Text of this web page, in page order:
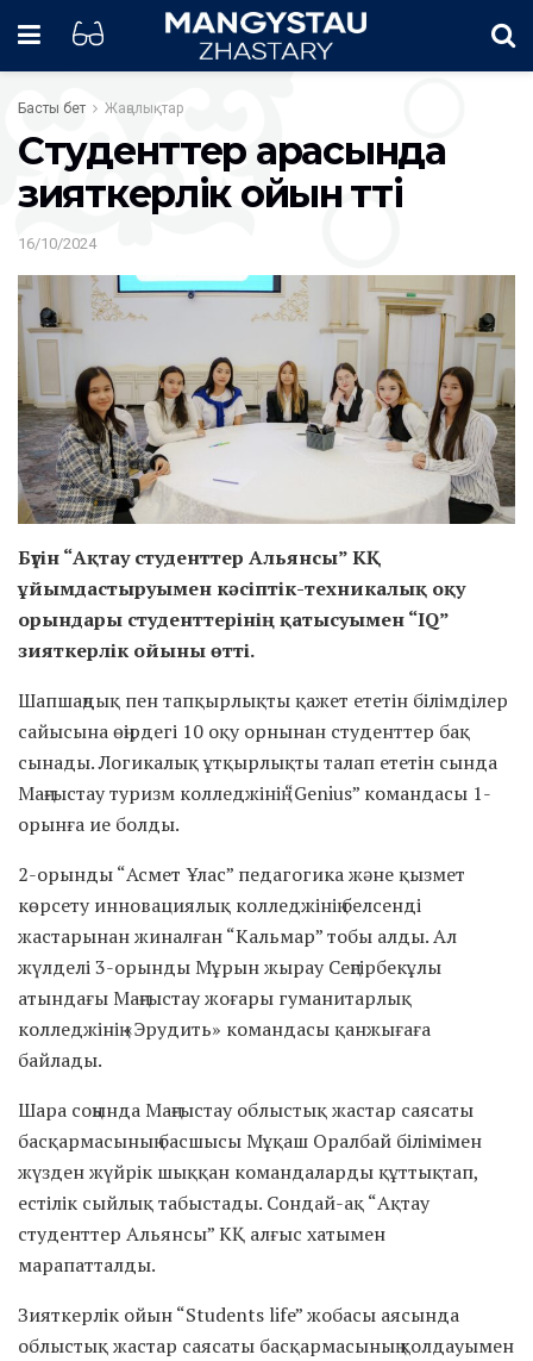
Басты бет Жаңалықтар
Студенттер арасында
зияткерлік ойын өтті
16/10/2024
Бүгін “Ақтау студенттер Альянсы” КҚ
ұйымдастыруымен кәсіптік-техникалық оқу
орындары студенттерінің қатысуымен “IQ”
зияткерлік ойыны өтті.
Шапшаңдық пен тапқырлықты қажет ететін білімділер
сайысына өңірдегі 10 оқу орнынан студенттер бақ
сынады. Логикалық ұтқырлықты талап ететін сында
Маңғыстау туризм колледжінің “Genius” командасы 1-
орынға ие болды.
2-орынды “Асмет Ұлас” педагогика және қызмет
көрсету инновациялық колледжінің белсенді
жастарынан жиналған “Кальмар” тобы алды. Ал
жүлделі 3-орынды Мұрын жырау Сеңгірбекұлы
атындағы Маңғыстау жоғары гуманитарлық
колледжінің «Эрудить» командасы қанжығаға
байлады.
Шара соңында Маңғыстау облыстық жастар саясаты
басқармасының басшысы Мұқаш Оралбай білімімен
жүзден жүйрік шыққан командаларды құттықтап,
естілік сыйлық табыстады. Сондай-ақ “Ақтау
студенттер Альянсы” КҚ алғыс хатымен
марапатталды.
Зияткерлік ойын “Students life” жобасы аясында
облыстық жастар саясаты басқармасының қолдауымен